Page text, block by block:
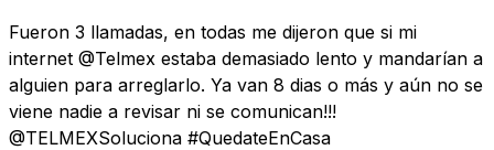
Fueron 3 llamadas, en todas me dijeron que si mi
internet @Telmex estaba demasiado lento y mandarían a
alguien para arreglarlo. Ya van 8 dias o más y aún no se
viene nadie a revisar ni se comunican!!!
@TELMEXSoluciona #QuedateEnCasa